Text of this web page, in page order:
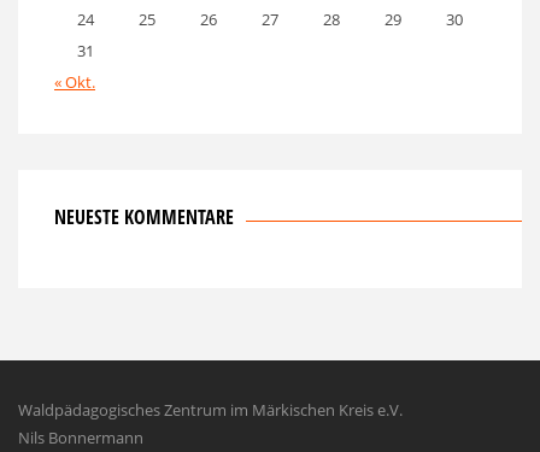
24
25 26 27 28 29
30
31
« Okt.
NEUESTE KOMMENTARE
Waldpädagogisches Zentrum im Märkischen Kreis e.V.
Nils Bonnermann